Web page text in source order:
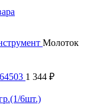
Молоток
1 344 ₽